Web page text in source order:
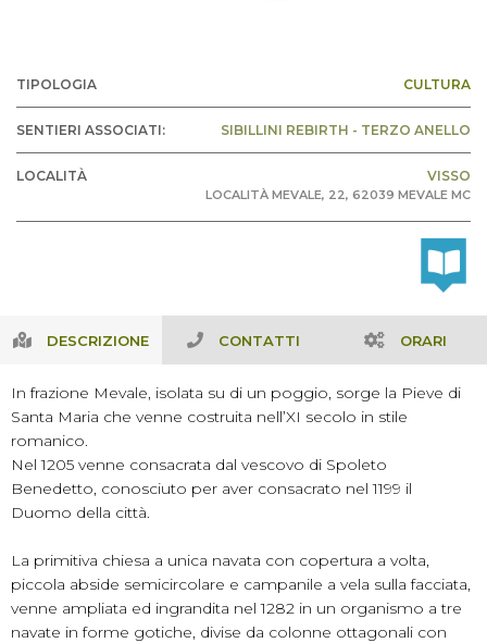
TIPOLOGIA CULTURA
SENTIERI ASSOCIATI: SIBILLINI REBIRTH - TERZO ANELLO
LOCALITÀ VISSO
LOCALITÀ MEVALE, 22, 62039 MEVALE MC
DESCRIZIONE CONTATTI ORARI
In frazione Mevale, isolata su di un poggio, sorge la Pieve di
Santa Maria che venne costruita nell’XI secolo in stile
romanico.
Nel 1205 venne consacrata dal vescovo di Spoleto
Benedetto, conosciuto per aver consacrato nel 1199 il
Duomo della città.
La primitiva chiesa a unica navata con copertura a volta,
piccola abside semicircolare e campanile a vela sulla facciata,
venne ampliata ed ingrandita nel 1282 in un organismo a tre
navate in forme gotiche, divise da colonne ottagonali con